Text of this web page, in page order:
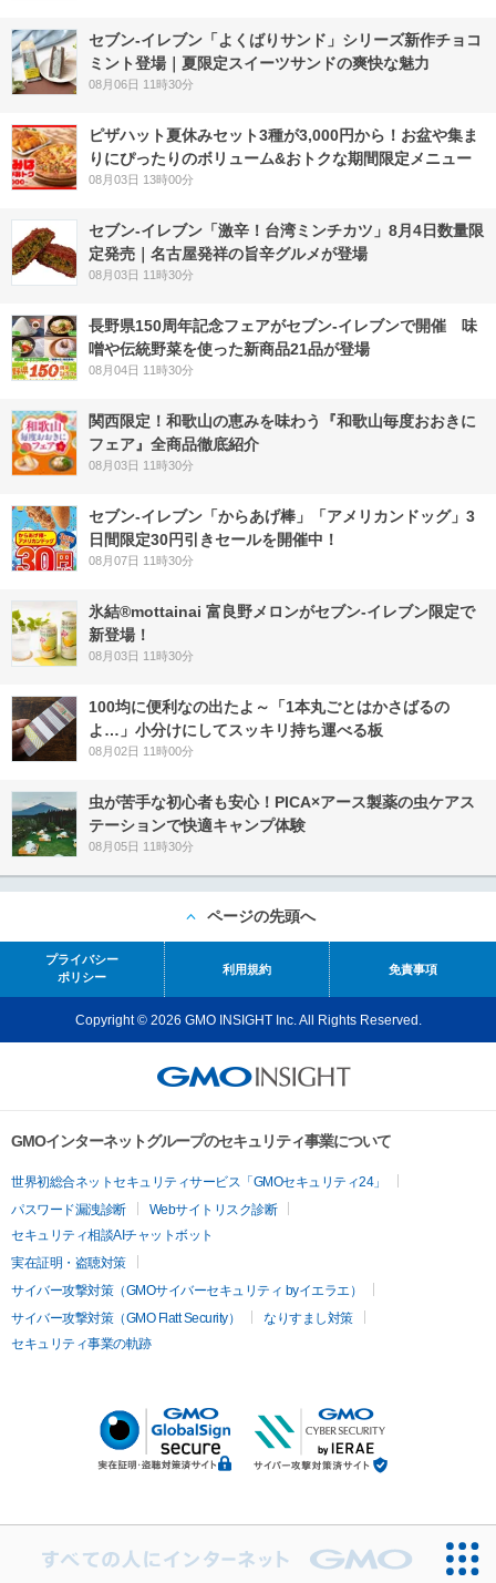
セブン‐イレブン「よくばりサンド」シリーズ新作チョコ
ミント登場｜夏限定スイーツサンドの爽快な魅力
08月06日 11時30分
ピザハット夏休みセット3種が3,000円から！お盆や集ま
りにぴったりのボリューム&おトクな期間限定メニュー
08月03日 13時00分
セブン-イレブン「激辛！台湾ミンチカツ」8月4日数量限
定発売｜名古屋発祥の旨辛グルメが登場
08月03日 11時30分
長野県150周年記念フェアがセブン-イレブンで開催 味
噌や伝統野菜を使った新商品21品が登場
08月04日 11時30分
関西限定！和歌山の恵みを味わう『和歌山毎度おおきに
フェア』全商品徹底紹介
08月03日 11時30分
セブン‐イレブン「からあげ棒」「アメリカンドッグ」3
日間限定30円引きセールを開催中！
08月07日 11時30分
氷結®mottainai 富良野メロンがセブン‐イレブン限定で
新登場！
08月03日 11時30分
100均に便利なの出たよ～「1本丸ごとはかさばるの
よ…」小分けにしてスッキリ持ち運べる板
08月02日 11時00分
虫が苦手な初心者も安心！PICA×アース製薬の虫ケアス
テーションで快適キャンプ体験
08月05日 11時30分
ページの先頭へ
プライバシー
ポリシー
利用規約 免責事項
Copyright © 2026 GMO INSIGHT Inc. All Rights Reserved.
GMOインターネットグループのセキュリティ事業について
世界初総合ネットセキュリティサービス「GMOセキュリティ24」
パスワード漏洩診断
Webサイトリスク診断
セキュリティ相談AIチャットボット
実在証明・盗聴対策
サイバー攻撃対策（GMOサイバーセキュリティ byイエラエ）
サイバー攻撃対策（GMO Flatt Security）
なりすまし対策
セキュリティ事業の軌跡